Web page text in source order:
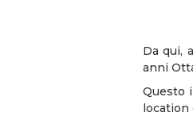
Da qui,
anni
Questo
location